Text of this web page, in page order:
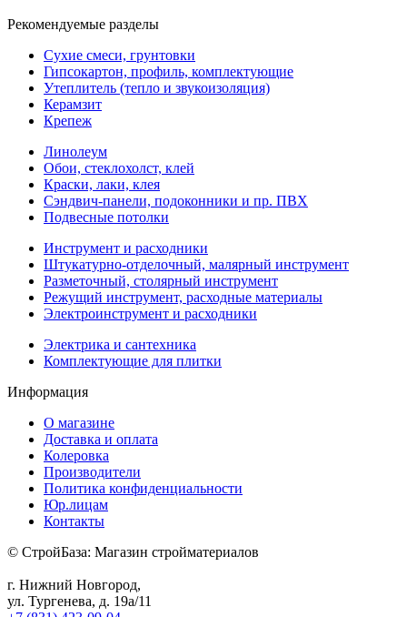
Рекомендуемые разделы
Сухие смеси, грунтовки
Гипсокартон, профиль, комплектующие
Утеплитель (тепло и звукоизоляция)
Керамзит
Крепеж
Линолеум
Обои, стеклохолст, клей
Краски, лаки, клея
Сэндвич-панели, подоконники и пр. ПВХ
Подвесные потолки
Инструмент и расходники
Штукатурно-отделочный, малярный инструмент
Разметочный, столярный инструмент
Режущий инструмент, расходные материалы
Электроинструмент и расходники
Электрика и сантехника
Комплектующие для плитки
Информация
О магазине
Доставка и оплата
Колеровка
Производители
Политика конфиденциальности
Юр.лицам
Контакты
© СтройБаза: Магазин стройматериалов
г. Нижний Новгород,
ул. Тургенева, д. 19а/11